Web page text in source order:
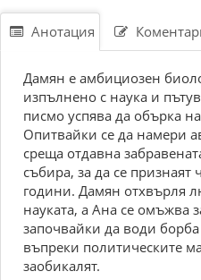
Анотация
Дамян е амбициозен
изпълнено с наука и
писмо успява да обърка
Опитвайки се да намери
среща отдавна
събира, за да се признаят
години. Дамян отхвърля
науката, а Ана се омъжва
започвайки да води
въпреки политическите
заобикалят.